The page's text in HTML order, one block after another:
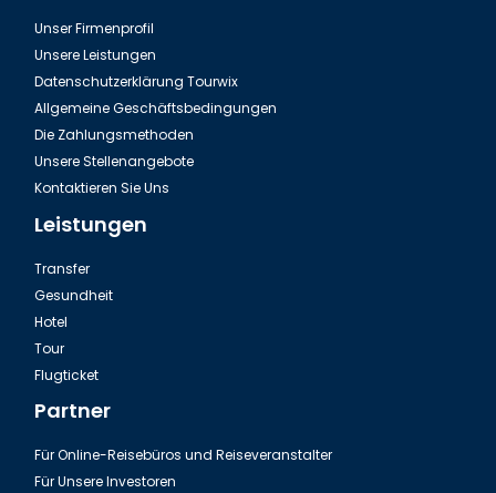
Das Haus Hotel Bosphorus in Istanbul
Unser Firmenprofil
Unsere Leistungen
Datenschutzerklärung Tourwix
Allgemeine Geschäftsbedingungen
Die Zahlungsmethoden
Unsere Stellenangebote
Kontaktieren Sie Uns
Leistungen
Transfer
Gesundheit
Hotel
Tour
Flugticket
Partner
Für Online-Reisebüros und Reiseveranstalter
Für Unsere Investoren